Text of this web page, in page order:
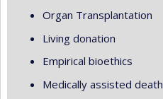
Organ Transplantation
Living donation
Empirical bioethics
Medically assisted death